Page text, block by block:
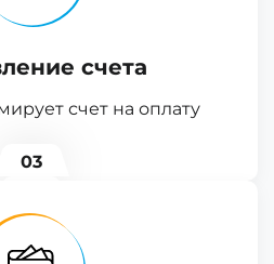
счета
счет на оплату
03